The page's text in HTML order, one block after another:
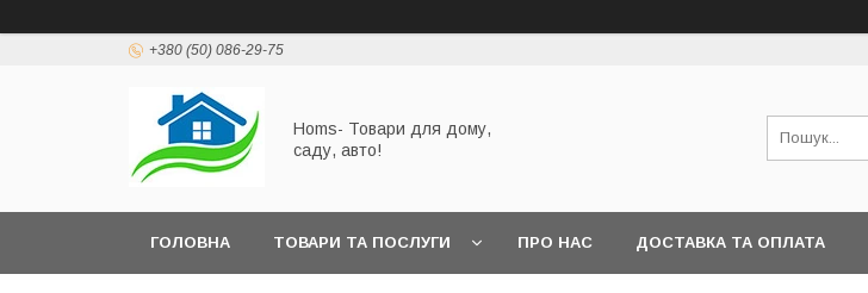
+380 (50) 086-29-75
Homs- Товари для дому,
саду, авто!
ГОЛОВНА ТОВАРИ ТА ПОСЛУГИ ПРО НАС ДОСТАВКА ТА ОПЛАТА